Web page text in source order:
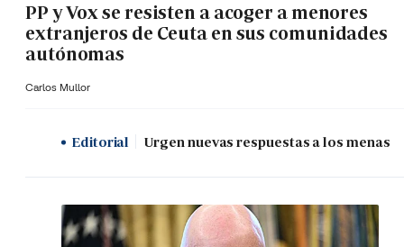
PP y Vox se resisten a acoger a menores
extranjeros de Ceuta en sus comunidades
autónomas
Carlos Mullor
Editorial Urgen nuevas respuestas a los menas